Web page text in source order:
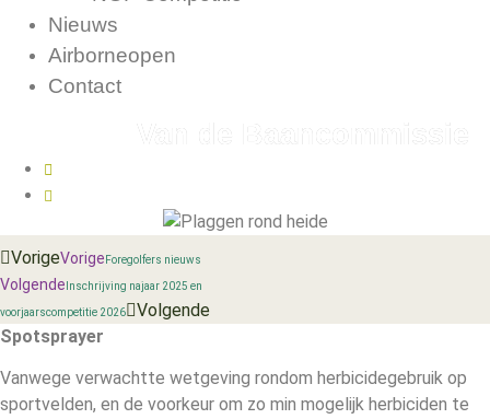
Nieuws
Airborneopen
Contact
VorigeVorige Foregolfers nieuws
Volgende Inschrijving najaar 2025 en
voorjaarscompetitie 2026
Volgende
Spotsprayer
Vanwege verwachtte wetgeving rondom herbicidegebruik op
sportvelden, en de voorkeur om zo min mogelijk herbiciden te